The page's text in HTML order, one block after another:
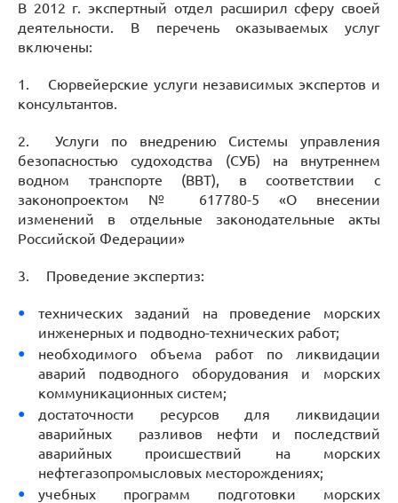
В 2012 г. экспертный отдел расширил сферу своей
деятельности. В перечень оказываемых услуг
включены:
1.
Сюрвейерские услуги независимых экспертов и
консультантов.
2.
Услуги по внедрению Системы управления
безопасностью судоходства (СУБ) на внутреннем
водном транспорте (ВВТ), в соответствии с
законопроектом № 617780-5 «О внесении
изменений в отдельные законодательные акты
Российской Федерации»
3. Проведение экспертиз:
технических заданий на проведение морских
инженерных и подводно-технических работ;
необходимого объема работ по ликвидации
аварий подводного оборудования и морских
коммуникационных систем;
достаточности ресурсов для ликвидации
аварийных разливов нефти и последствий
аварийных происшествий на морских
нефтегазопромысловых месторождениях;
учебных программ подготовки морских